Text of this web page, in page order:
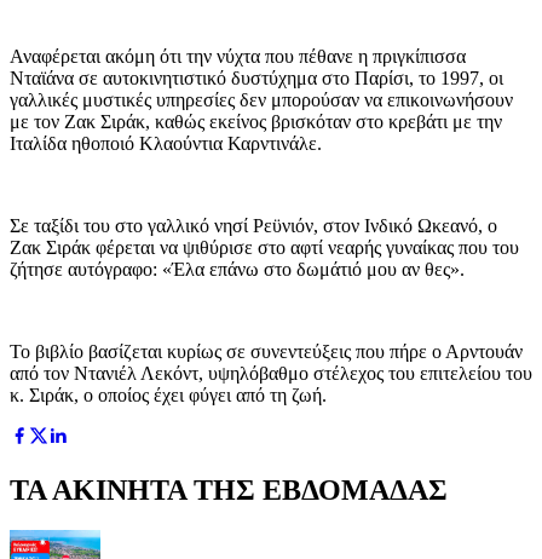
Αναφέρεται ακόμη ότι την νύχτα που πέθανε η πριγκίπισσα
Νταϊάνα σε αυτοκινητιστικό δυστύχημα στο Παρίσι, το 1997, οι
γαλλικές μυστικές υπηρεσίες δεν μπορούσαν να επικοινωνήσουν
με τον Ζακ Σιράκ, καθώς εκείνος βρισκόταν στο κρεβάτι με την
Ιταλίδα ηθοποιό Κλαούντια Καρντινάλε.
Σε ταξίδι του στο γαλλικό νησί Ρεϋνιόν, στον Ινδικό Ωκεανό, ο
Ζακ Σιράκ φέρεται να ψιθύρισε στο αφτί νεαρής γυναίκας που του
ζήτησε αυτόγραφο: «Έλα επάνω στο δωμάτιό μου αν θες».
Το βιβλίο βασίζεται κυρίως σε συνεντεύξεις που πήρε ο Αρντουάν
από τον Ντανιέλ Λεκόντ, υψηλόβαθμο στέλεχος του επιτελείου του
κ. Σιράκ, ο οποίος έχει φύγει από τη ζωή.
ΤΑ ΑΚΙΝΗΤΑ ΤΗΣ ΕΒΔΟΜΑΔΑΣ